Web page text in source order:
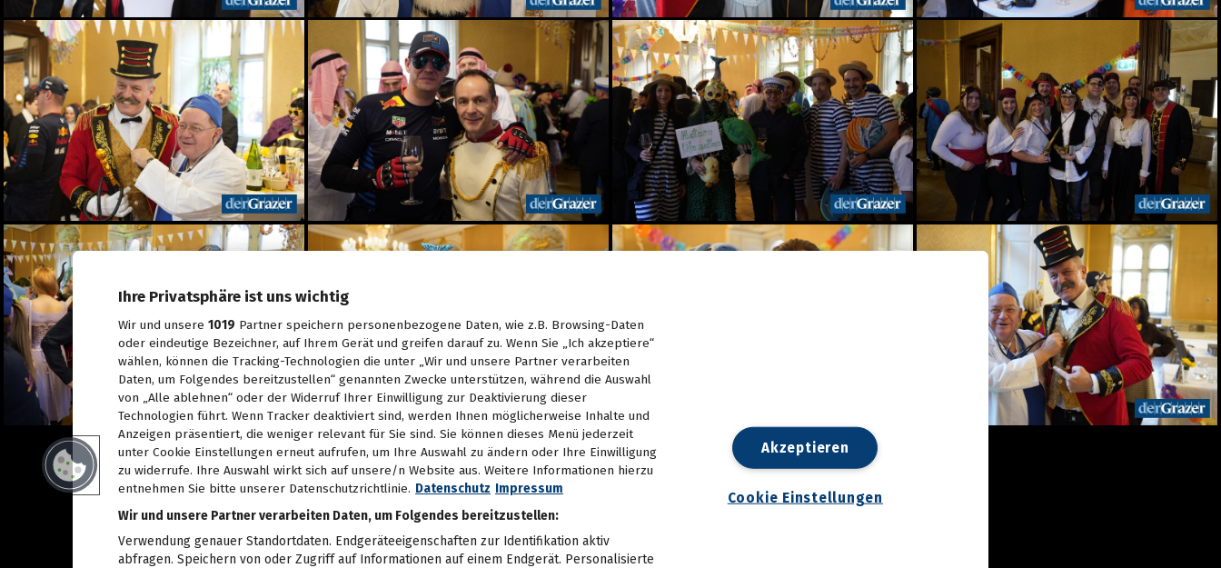
Ein Frühstück für die
Annenstraße - Das vierte
Annenfrühstück
22.07.2026
Seit 50 Jahren steht
Starkoch Johann Lafer in
der Küche
22.07.2026
Spiel, Spaß und Lernen in
der Kinderstadt Bibongo
14.07.2026
Die Grüne Nacht des
steirischen Tourismus
09.07.2026
Sommerfest der
Industriellenvereinigung
Steiermark 2026
08.07.2026
WM 2026: Ganz Graz
fieberte mit der
Nationalelf
02.07.2026
Die Innenstadt wurde zum
Laufsteg
29.06.2026
Live aus dem Rathaus:
Das war Wahlsonntag in
Graz 2026, TEIL 2
Ihre Privatsphäre ist uns wichtig
Wir und unsere 1019 Partner speichern personenbezogene Daten, wie z.B. Browsing-Daten
oder eindeutige Bezeichner, auf Ihrem Gerät und greifen darauf zu. Wenn Sie „Ich akzeptiere“
wählen, können die Tracking-Technologien die unter „Wir und unsere Partner verarbeiten
Daten, um Folgendes bereitzustellen“ genannten Zwecke unterstützen, während die Auswahl
von „Alle ablehnen“ oder der Widerruf Ihrer Einwilligung zur Deaktivierung dieser
Technologien führt. Wenn Tracker deaktiviert sind, werden Ihnen möglicherweise Inhalte und
Anzeigen präsentiert, die weniger relevant für Sie sind. Sie können dieses Menü jederzeit
unter Cookie Einstellungen erneut aufrufen, um Ihre Auswahl zu ändern oder Ihre Einwilligung
zu widerrufe. Ihre Auswahl wirkt sich auf unsere/n Website aus. Weitere Informationen hierzu
entnehmen Sie bitte unserer Datenschutzrichtlinie. Datenschutz Impressum
Wir und unsere Partner verarbeiten Daten, um Folgendes bereitzustellen:
Verwendung genauer Standortdaten. Endgeräteeigenschaften zur Identifikation aktiv
abfragen. Speichern von oder Zugriff auf Informationen auf einem Endgerät. Personalisierte
Akzeptieren
Cookie Einstellungen